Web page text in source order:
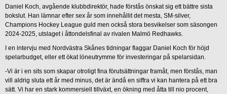
Daniel Koch, avgående klubbdirektör, hade förstås önskat sig ett bättre sista
bokslut. Han lämnar efter sex år som innehållit det mesta, SM-silver,
Champions Hockey League guld men också stora besvikelser som säsongen
2024-2025, utslaget i åttondelsfinal av rivalen Malmö Redhawks.
I en intervju med Nordvästra Skånes tidningar flaggar Daniel Koch för höjd
spelarbudget, eller ett ökat löneutrymme för investeringar på spelarsidan.
-Vi är i en sits som skapar otroligt fina förutsättningar framåt, men förstås, man
vill aldrig sluta ett år med minus, det är ändå en siffra vi kan hantera på ett bra
sätt. Vi har en stark kommersiell tillväxt, en ökning med åtta till nio procent,